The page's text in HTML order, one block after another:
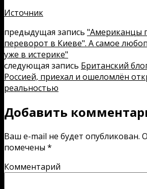
Источник
предыдущая запись "Американцы
переворот в Киеве". А самое
уже в истерике"
следующая запись Британский
Россией, приехал и ошеломлён
реальностью
Добавить
Ваш e-mail не будет опубликован.
помечены *
Комментарий